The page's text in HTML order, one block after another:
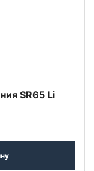
SR65 Li